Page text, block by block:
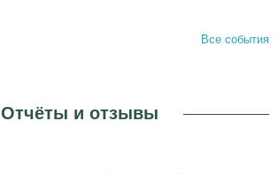
Все события
Отчёты и отзывы